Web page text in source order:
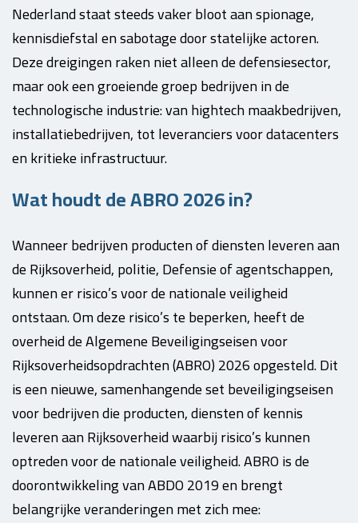
Nederland staat steeds vaker bloot aan spionage,
kennisdiefstal en sabotage door statelijke actoren.
Deze dreigingen raken niet alleen de defensiesector,
maar ook een groeiende groep bedrijven in de
technologische industrie: van hightech maakbedrijven,
installatiebedrijven, tot leveranciers voor datacenters
en kritieke infrastructuur.
Wat houdt de ABRO 2026 in?
Wanneer bedrijven producten of diensten leveren aan
de Rijksoverheid, politie, Defensie of agentschappen,
kunnen er risico’s voor de nationale veiligheid
ontstaan. Om deze risico’s te beperken, heeft de
overheid de Algemene Beveiligingseisen voor
Rijksoverheidsopdrachten (ABRO) 2026 opgesteld. Dit
is een nieuwe, samenhangende set beveiligingseisen
voor bedrijven die producten, diensten of kennis
leveren aan Rijksoverheid waarbij risico’s kunnen
optreden voor de nationale veiligheid. ABRO is de
doorontwikkeling van ABDO 2019 en brengt
belangrijke veranderingen met zich mee: